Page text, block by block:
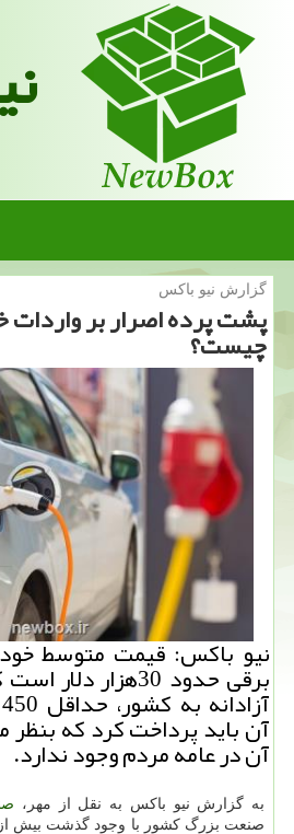
گزارش نیو باكس
پشت پرده اصرار بر
چیست؟
نیو باكس: قیمت متوسط
برقی حدود 30هزار
آن باید پرداخت كرد كه
آن در عامه مردم وجود ندارد.
به گزارش نیو باکس به نقل از مهر،
صنعت بزرگ کشور با وجود گذشت بیش از